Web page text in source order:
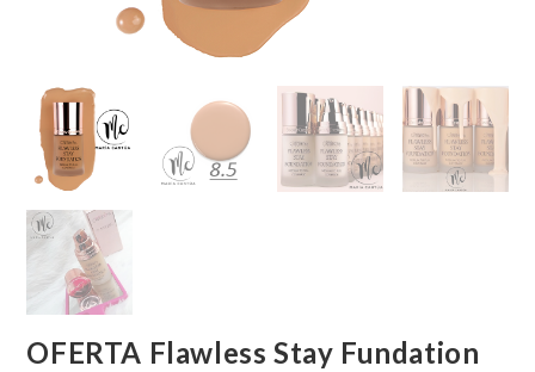
OFERTA Flawless Stay Fundation